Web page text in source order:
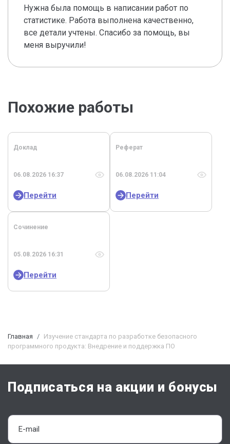
Нужна была помощь в написании работ по
статистике. Работа выполнена качественно,
все детали учтены. Спасибо за помощь, вы
меня выручили!
Похожие работы
Доклад
06.08.2026 16:37
Перейти
Реферат
06.08.2026 11:04
Перейти
Сочинение
05.08.2026 16:31
Перейти
Главная
Изучение стандарта по разработке безопасного
программного продукта: Внедрение и поддержка ПО
Подписаться на акции и бонусы